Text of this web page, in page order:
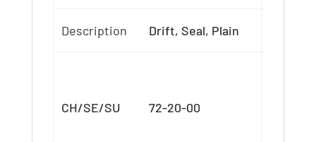
Description Drift, Seal, Plain
CH/SE/SU 72-20-00